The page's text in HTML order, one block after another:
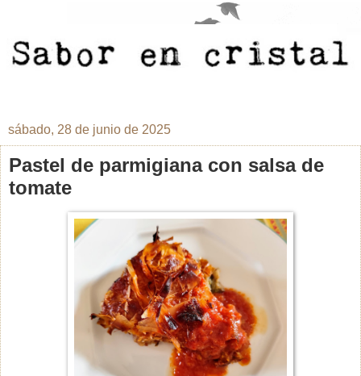
sábado, 28 de junio de 2025
Pastel de parmigiana con salsa de
tomate